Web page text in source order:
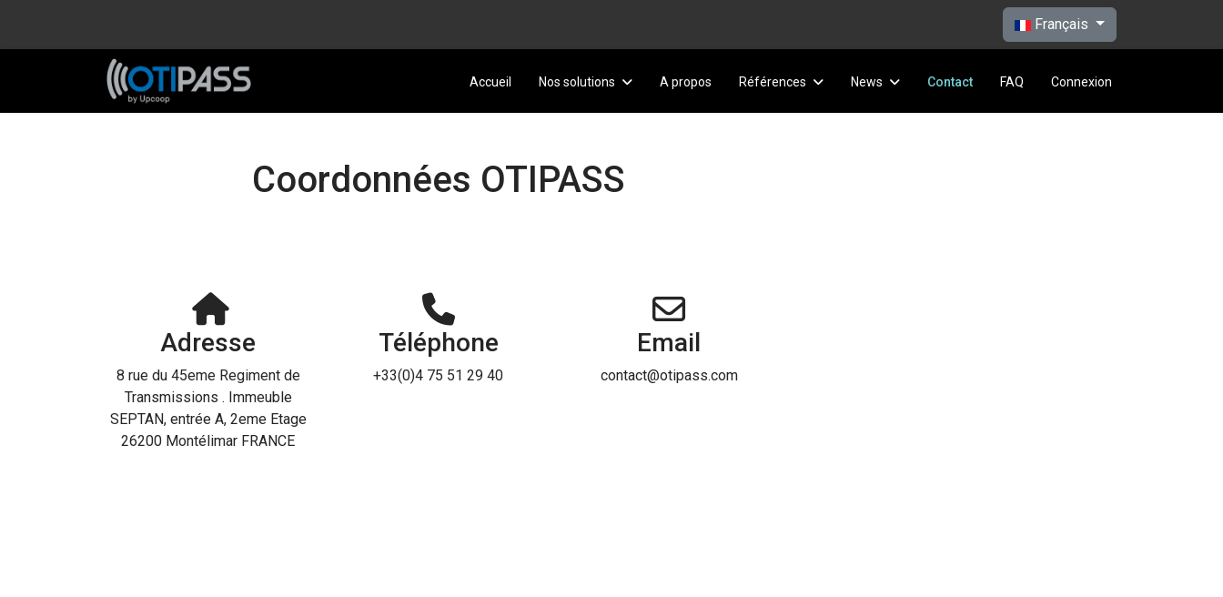
Sélectionnez votre langue
Français
Accueil Nos solutions A propos Références News Contact FAQ Connexion
Coordonnées OTIPASS
Adresse
8 rue du 45eme Regiment de
Transmissions . Immeuble
SEPTAN, entrée A, 2eme Etage
26200 Montélimar FRANCE
Téléphone
+33(0)4 75 51 29 40
Email
contact@otipass.com